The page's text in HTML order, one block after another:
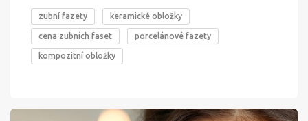
zubní fazety keramické obložky
cena zubních faset porcelánové fazety
kompozitní obložky